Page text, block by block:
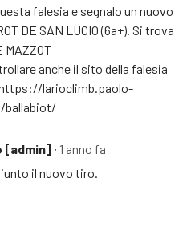
falesia e segnalo un nuovo
DE SAN LUCIO (6a+). Si trova
MAZZOT
anche il sito della falesia
larioclimb.paolo-
ballabiot/
[admin] ∙ 1 anno fa
il nuovo tiro.